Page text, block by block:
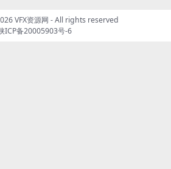
VFX资源网 - All rights reserved
ICP备20005903号-6